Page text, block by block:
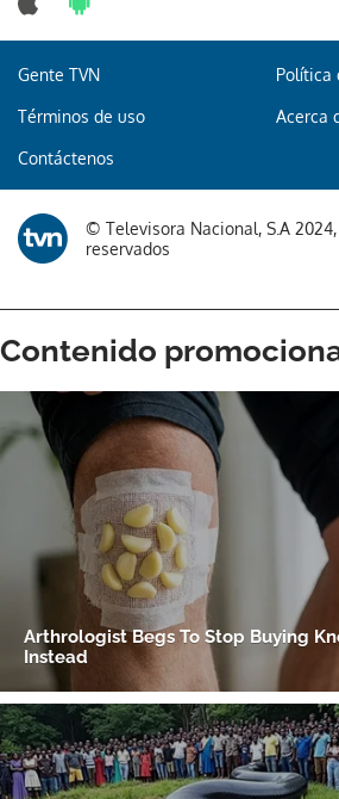
Gracias por suscribirte a
Gente TVN Política
Términos de uso Acerca
Contáctenos
© Televisora Nacional, S.A
reservados